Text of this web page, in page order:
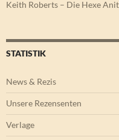
Keith Roberts – Die Hexe
STATISTIK
News & Rezis
Unsere Rezensenten
Verlage